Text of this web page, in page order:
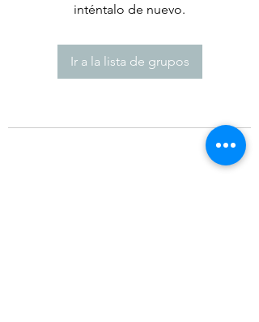
inténtalo de nuevo.
Ir a la lista de grupos